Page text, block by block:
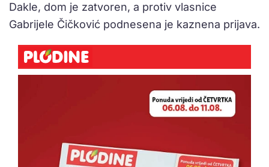
Dakle, dom je zatvoren, a protiv vlasnice
Gabrijele Čičković podnesena je kaznena prijava.